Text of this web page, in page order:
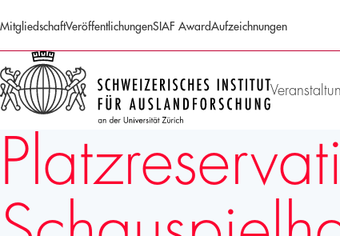
MitgliedschaftVeröffentlichungenSIAF AwardAufzeichnungen
Homepage